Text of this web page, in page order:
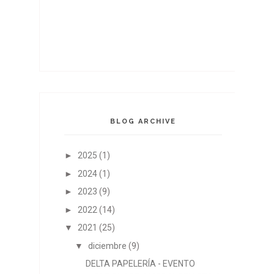
BLOG ARCHIVE
► 2025 (1)
► 2024(1)
► 2023 (9)
► 2022 (14)
▼
2021 (25)
▼
diciembre (9)
DELTA PAPELERÍA - EVENTO